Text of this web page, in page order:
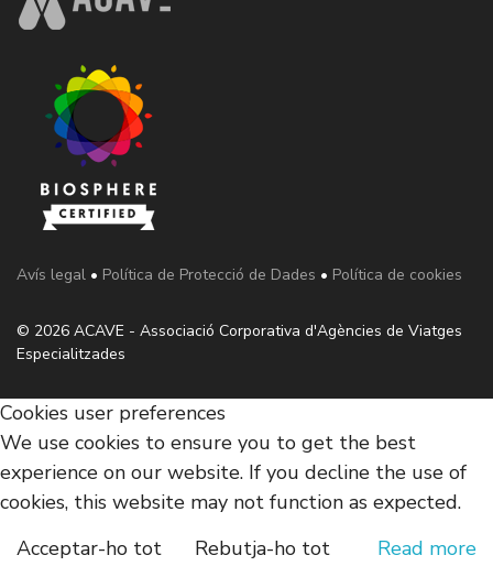
Avís legal • Política de Protecció de Dades • Política de cookies
© 2026 ACAVE - Associació Corporativa d'Agències de Viatges
Especialitzades
Cookies user preferences
We use cookies to ensure you to get the best
experience on our website. If you decline the use of
cookies, this website may not function as expected.
Acceptar-ho tot
Rebutja-ho tot
Read more